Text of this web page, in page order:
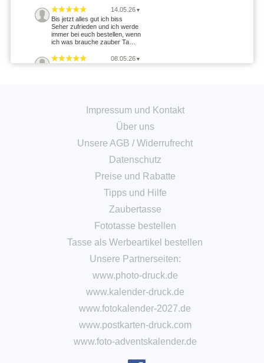
14.05.26 ▼
Bis jetzt alles gut ich biss
Seher zufrieden und ich werde
immer bei euch bestellen, wenn
ich was brauche zauber Ta…
08.05.26 ▼
reagiert und die Tassen kamen
Hier werden alle Hebel in
29.12.25▼
Alles bestens. Schnelle
Bearbeitung und Versand.
Impressum und Kontakt
Über uns
Unsere AGB /Widerrufrecht
Datenschutz
Preise und Rabatte
Tipps und Hilfe
Zaubertasse
Fototasse bestellen
Tasse als Werbeartikel bestellen
Unsere Partnerseiten:
www.photo-druck.de
www.kalender-druck.de
www.fotokalender-2027.de
www.postkarten-druck.com
www.foto-adventskalender.de